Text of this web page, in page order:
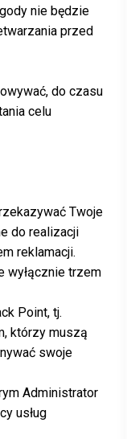
nie będzie
przed
do czasu
celu
Twoje
do realizacji
reklamacji.
wyłącznie trzem
Point, tj.
którzy muszą
swoje
Administrator
usług